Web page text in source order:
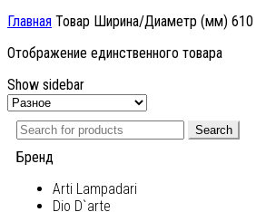
Главная Товар Ширина/Диаметр (мм) 610
Отображение единственного товара
Show sidebar
Search
Бренд
Arti Lampadari
Dio D`arte